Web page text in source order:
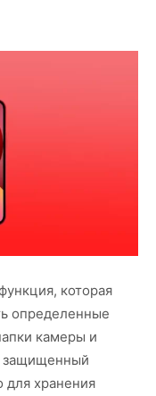
которая
определенные
камеры и
защищенный
хранения